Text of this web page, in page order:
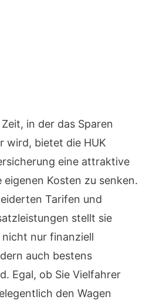
in der das Sparen
wird, bietet die HUK
eine attraktive
Kosten zu senken.
Tarifen und
stellt sie
nicht nur finanziell
auch bestens
Egal, ob Sie Vielfahrer
den Wagen